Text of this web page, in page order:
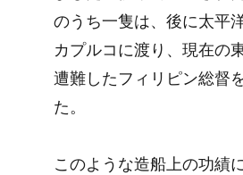
のうち一隻は、後に太平
カプルコに渡り、現在の
遭難したフィリピン総督
た。
このような造船上の功績